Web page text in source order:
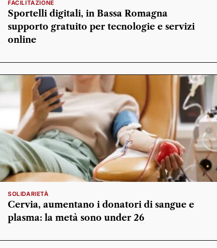
FACILITAZIONE
Sportelli digitali, in Bassa Romagna
supporto gratuito per tecnologie e servizi
online
SOLIDARIETÀ
Cervia, aumentano i donatori di sangue e
plasma: la metà sono under 26